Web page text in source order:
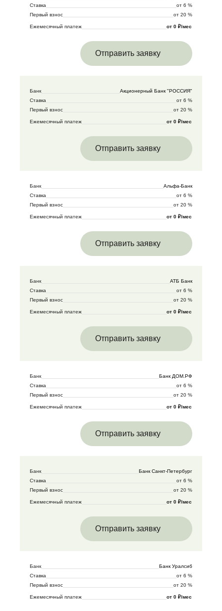
Ставка
от 6 %
Первый взнос
от 20 %
Ежемесячный платеж от 0 ₽/мес
Отправить заявку
Банк
Акционерный Банк "РОССИЯ"
Ставка
от 6 %
Первый взнос
от 20 %
Ежемесячный платеж от 0 ₽/мес
Отправить заявку
Банк
Альфа-Банк
Ставка
от 6 %
Первый взнос
от 20 %
Ежемесячный платеж от 0 ₽/мес
Отправить заявку
Банк
АТБ Банк
Ставка
от 6 %
Первый взнос
от 20 %
Ежемесячный платеж от 0 ₽/мес
Отправить заявку
Банк
Банк ДОМ.РФ
Ставка
от 6 %
Первый взнос
от 20 %
Ежемесячный платеж от 0 ₽/мес
Отправить заявку
Банк
Банк Санкт-Петербург
Ставка
от 6 %
Первый взнос
от 20 %
Ежемесячный платеж от 0 ₽/мес
Отправить заявку
Банк
Банк Уралсиб
Ставка
от 6 %
Первый взнос
от 20 %
Ежемесячный платеж от 0 ₽/мес